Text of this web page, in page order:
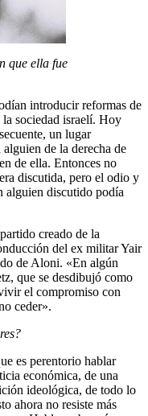
que ella fue
introducir reformas de
la sociedad israelí. Hoy
un lugar
de la derecha de
de ella. Entonces no
discutida, pero el odio y
alguien discutido podía
creado de la
del ex militar Yair
de Aloni. «En algún
que se desdibujó como
el compromiso con
ceder».
es perentorio hablar
económica, de una
ideológica, de todo lo
ahora no resiste más